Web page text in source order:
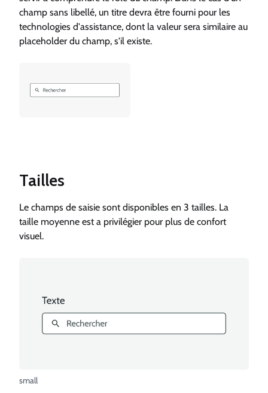
champ sans libellé, un titre devra être fourni pour les
technologies d'assistance, dont la valeur sera similaire au
placeholder du champ, s'il existe.
Tailles
Le champs de saisie sont disponibles en 3 tailles. La
taille moyenne est a privilégier pour plus de confort
visuel.
small